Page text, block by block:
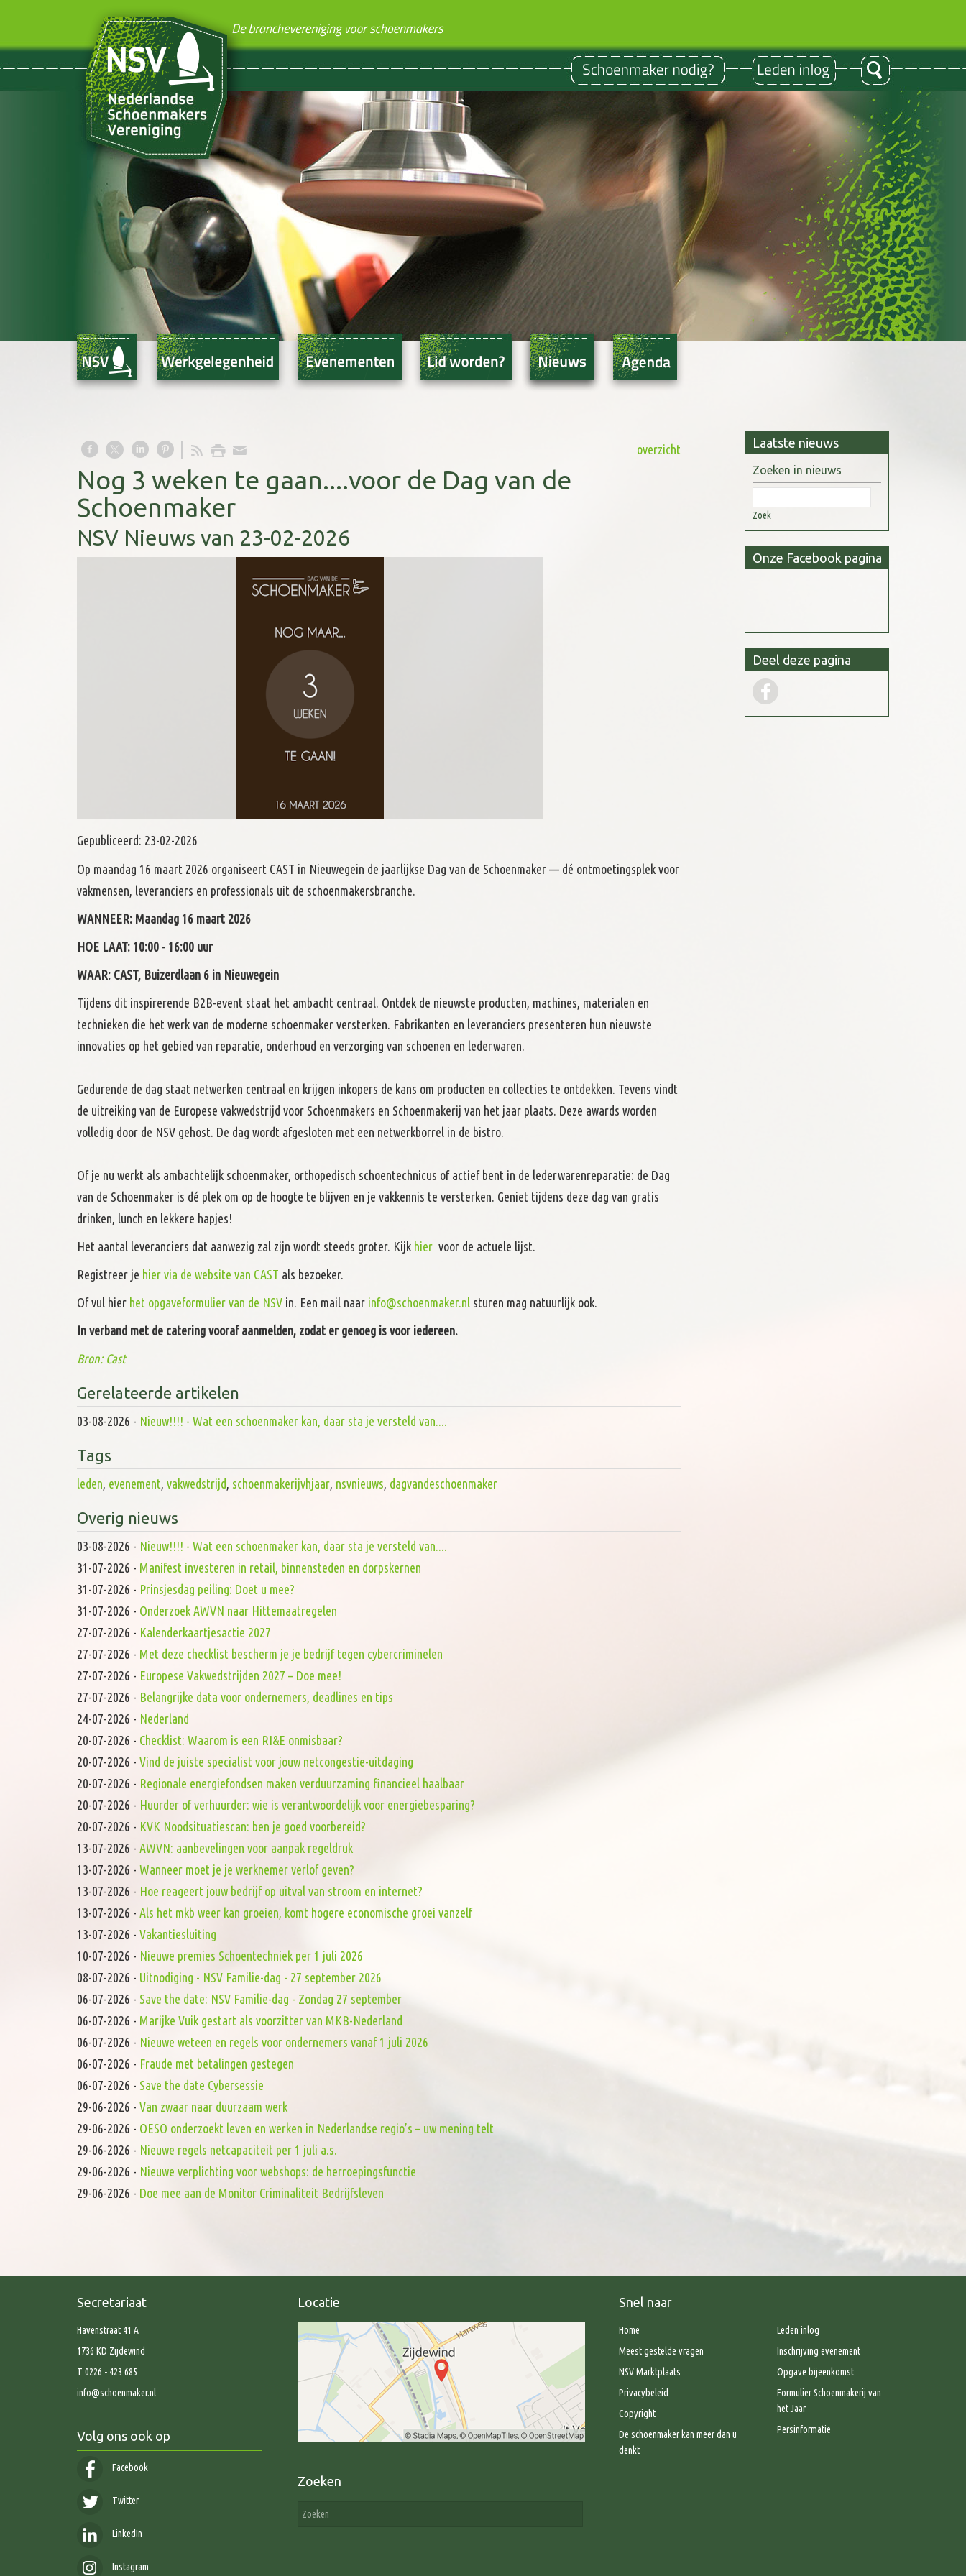
overzicht
Nog 3 weken te gaan....voor de Dag van de
Schoenmaker
NSV Nieuws van 23-02-2026
Gepubliceerd: 23-02-2026
Op maandag 16 maart 2026 organiseert CAST in Nieuwegein de jaarlijkse Dag van de Schoenmaker — dé ontmoetingsplek voor
vakmensen, leveranciers en professionals uit de schoenmakersbranche.
WANNEER: Maandag 16 maart 2026
HOE LAAT: 10:00 - 16:00 uur
WAAR: CAST, Buizerdlaan 6 in Nieuwegein
Tijdens dit inspirerende B2B-event staat het ambacht centraal. Ontdek de nieuwste producten, machines, materialen en
technieken die het werk van de moderne schoenmaker versterken. Fabrikanten en leveranciers presenteren hun nieuwste
innovaties op het gebied van reparatie, onderhoud en verzorging van schoenen en lederwaren.
Gedurende de dag staat netwerken centraal en krijgen inkopers de kans om producten en collecties te ontdekken. Tevens vindt
de uitreiking van de Europese vakwedstrijd voor Schoenmakers en Schoenmakerij van het jaar plaats. Deze awards worden
volledig door de NSV gehost. De dag wordt afgesloten met een netwerkborrel in de bistro.
Of je nu werkt als ambachtelijk schoenmaker, orthopedisch schoentechnicus of actief bent in de lederwarenreparatie: de Dag
van de Schoenmaker is dé plek om op de hoogte te blijven en je vakkennis te versterken. Geniet tijdens deze dag van gratis
drinken, lunch en lekkere hapjes!
Het aantal leveranciers dat aanwezig zal zijn wordt steeds groter. Kijk hier voor de actuele lijst.
Registreer je hier via de website van CAST als bezoeker.
Of vul hier het opgaveformulier van de NSV in. Een mail naar info@schoenmaker.nl sturen mag natuurlijk ook.
In verband met de catering vooraf aanmelden, zodat er genoeg is voor iedereen.
Bron: Cast
Gerelateerde artikelen
03-08-2026 - Nieuw!!!! - Wat een schoenmaker kan, daar sta je versteld van....
Tags
leden, evenement, vakwedstrijd, schoenmakerijvhjaar, nsvnieuws, dagvandeschoenmaker
Overig nieuws
03-08-2026 - Nieuw!!!! - Wat een schoenmaker kan, daar sta je versteld van....
31-07-2026 - Manifest investeren in retail, binnensteden en dorpskernen
31-07-2026 - Prinsjesdag peiling: Doet u mee?
31-07-2026 - Onderzoek AWVN naar Hittemaatregelen
27-07-2026 - Kalenderkaartjesactie 2027
27-07-2026 - Met deze checklist bescherm je je bedrijf tegen cybercriminelen
27-07-2026 - Europese Vakwedstrijden 2027 – Doe mee!
27-07-2026 - Belangrijke data voor ondernemers, deadlines en tips
24-07-2026 - Nederland
20-07-2026 - Checklist: Waarom is een RI&E onmisbaar?
20-07-2026 - Vind de juiste specialist voor jouw netcongestie-uitdaging
20-07-2026 - Regionale energiefondsen maken verduurzaming financieel haalbaar
20-07-2026 - Huurder of verhuurder: wie is verantwoordelijk voor energiebesparing?
20-07-2026 - KVK Noodsituatiescan: ben je goed voorbereid?
13-07-2026 - AWVN: aanbevelingen voor aanpak regeldruk
13-07-2026 - Wanneer moet je je werknemer verlof geven?
13-07-2026 - Hoe reageert jouw bedrijf op uitval van stroom en internet?
13-07-2026 - Als het mkb weer kan groeien, komt hogere economische groei vanzelf
13-07-2026 - Vakantiesluiting
10-07-2026 - Nieuwe premies Schoentechniek per 1 juli 2026
08-07-2026 - Uitnodiging - NSV Familie-dag - 27 september 2026
06-07-2026 - Save the date: NSV Familie-dag - Zondag 27 september
06-07-2026 - Marijke Vuik gestart als voorzitter van MKB-Nederland
06-07-2026 - Nieuwe weteen en regels voor ondernemers vanaf 1 juli 2026
06-07-2026 - Fraude met betalingen gestegen
06-07-2026 - Save the date Cybersessie
29-06-2026 - Van zwaar naar duurzaam werk
29-06-2026 - OESO onderzoekt leven en werken in Nederlandse regio’s – uw mening telt
29-06-2026 - Nieuwe regels netcapaciteit per 1 juli a.s.
29-06-2026 - Nieuwe verplichting voor webshops: de herroepingsfunctie
29-06-2026 - Doe mee aan de Monitor Criminaliteit Bedrijfsleven
Laatste nieuws
Zoeken in nieuws
Zoek
Onze Facebook pagina
Deel deze pagina
Secretariaat
Havenstraat 41 A
1736 KD Zijdewind
T 0226 - 423 685
info@schoenmaker.nl
Volg ons ook op
Facebook
Twitter
LinkedIn
Instagram
Locatie
Zoeken
Snel naar
Home
Meest gestelde vragen
NSV Marktplaats
Privacybeleid
Copyright
De schoenmaker kan meer dan u
denkt
Leden inlog
Inschrijving evenement
Opgave bijeenkomst
Formulier Schoenmakerij van
het Jaar
Persinformatie